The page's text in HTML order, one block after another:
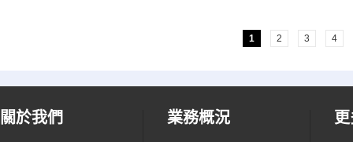
1 2 3 4
關於我們 業務概況